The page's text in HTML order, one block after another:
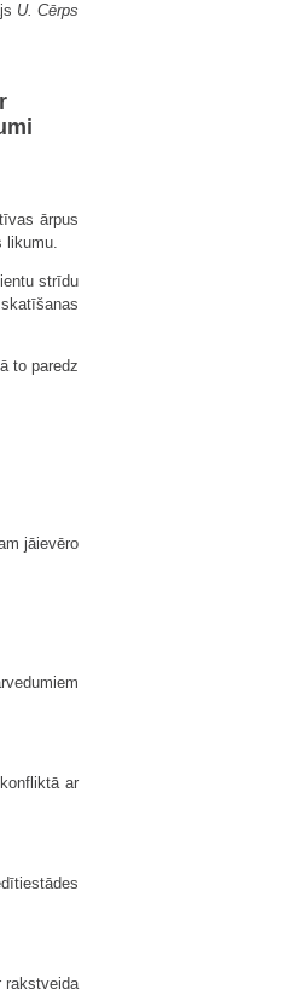
U. Cērps
ārpus
strīdu
to paredz
jāievēro
ar
rakstveida